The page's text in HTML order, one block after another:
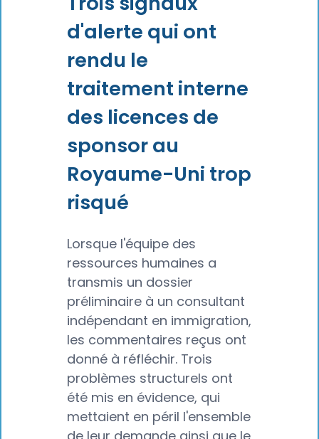
d'alerte qui ont
rendu le
traitement interne
des licences de
sponsor au
Royaume-Uni trop
risqué
Lorsque l'équipe des
ressources humaines a
transmis un dossier
préliminaire à un consultant
indépendant en immigration,
les commentaires reçus ont
donné à réfléchir. Trois
problèmes structurels ont
été mis en évidence, qui
mettaient en péril l'ensemble